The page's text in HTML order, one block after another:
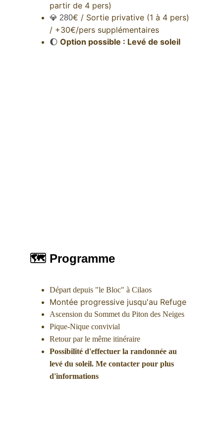
partir de 4 pers)
💎 280€ / Sortie privative (1 à 4 pers)
/ +30€/pers supplémentaires
🌔 Option possible : Levé de soleil
🗺 Programme
Départ depuis "le Bloc" à Cilaos
Montée progressive jusqu'au Refuge
Ascension du Sommet du Piton des Neiges
Pique-Nique convivial
Retour par le même itinéraire
Possibilité d'effectuer la randonnée au
levé du soleil. Me contacter pour plus
d'informations